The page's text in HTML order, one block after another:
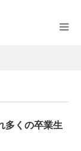
多くの卒業生